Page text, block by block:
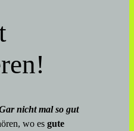
nicht mal so gut
wo es gute